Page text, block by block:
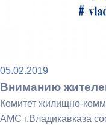
05.02.2019
Вниманию
Комитет жилищно-
АМС г.Владикавказа